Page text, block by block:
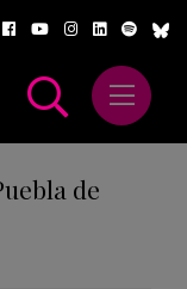
Abrir
de